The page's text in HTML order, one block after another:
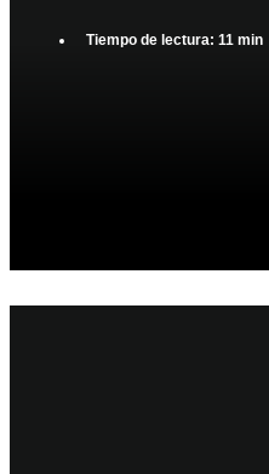
Tiempo de lectura: 11 min